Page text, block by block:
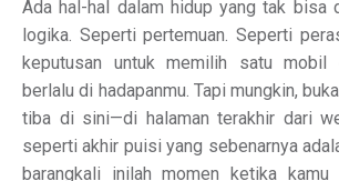
Ada hal-hal dalam hidup yang tak bisa
logika. Seperti pertemuan. Seperti
keputusan untuk memilih satu mobil
berlalu di hadapanmu. Tapi mungkin,
tiba di sini—di halaman terakhir dari
seperti akhir puisi yang sebenarnya
barangkali inilah momen ketika